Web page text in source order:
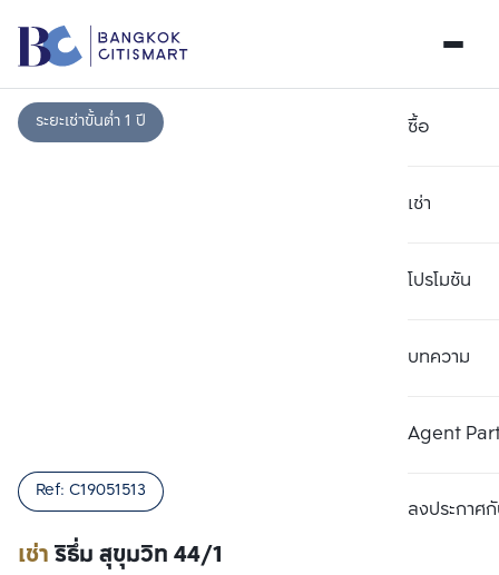
ซื้อ
เช่า
โปรโมชัน
บทความ
Agent
ลงประกาศกั
ระยะเช่าขั้นต่ำ 1 ปี
เช่าริธึ่ม สุขุมวิท 44/1
Ref: C19051513